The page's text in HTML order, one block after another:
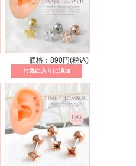
価格：890円(税込)